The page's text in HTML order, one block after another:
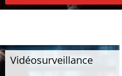
Vidéosurveillance